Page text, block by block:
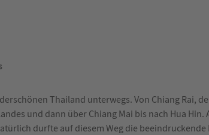
Thailand unterwegs. Von Chiang Rai,
und dann über Chiang Mai bis nach Hua
durfte auf diesem Weg die